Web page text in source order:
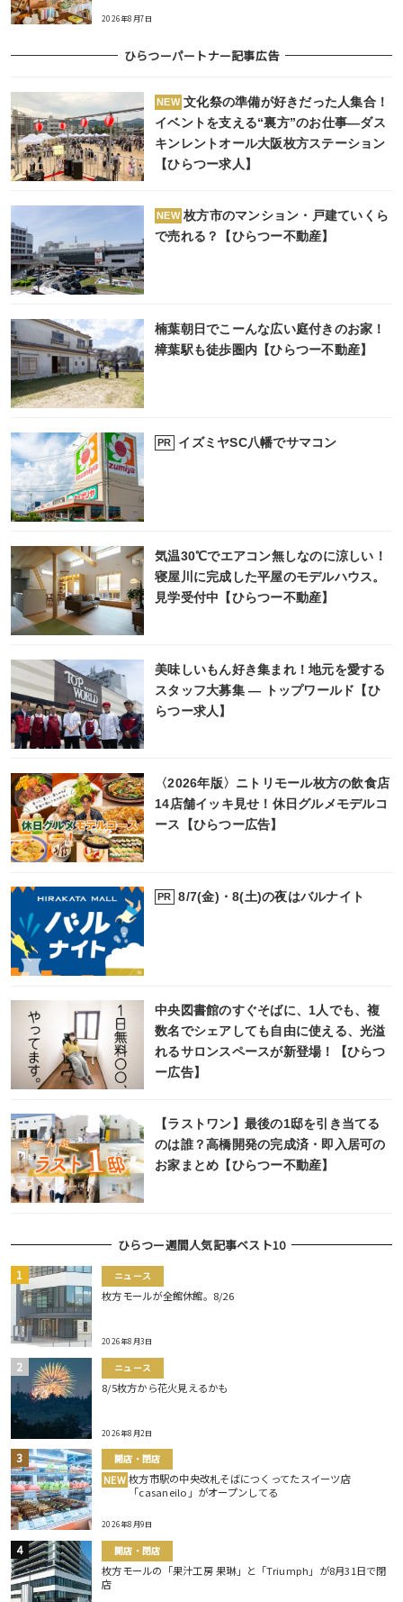
2026年8月7日
ひらつーパートナー記事広告
NEW 文化祭の準備が好きだった人集合！
イベントを支える“裏方”のお仕事―ダス
キンレントオール大阪枚方ステーション
【ひらつー求人】
NEW 枚方市のマンション・戸建ていくら
で売れる？【ひらつー不動産】
楠葉朝日でこーんな広い庭付きのお家！
樟葉駅も徒歩圏内【ひらつー不動産】
PR イズミヤSC八幡でサマコン
気温30℃でエアコン無しなのに涼しい！
寝屋川に完成した平屋のモデルハウス。
見学受付中【ひらつー不動産】
美味しいもん好き集まれ！地元を愛する
スタッフ大募集 ― トップワールド【ひ
らつー求人】
〈2026年版〉ニトリモール枚方の飲食店
14店舗イッキ見せ！休日グルメモデルコ
ース【ひらつー広告】
PR 8/7(金)・8(土)の夜はバルナイト
中央図書館のすぐそばに、1人でも、複
数名でシェアしても自由に使える、光溢
れるサロンスペースが新登場！【ひらつ
ー広告】
【ラストワン】最後の1邸を引き当てる
のは誰？高橋開発の完成済・即入居可の
お家まとめ【ひらつー不動産】
ひらつー週間人気記事ベスト10
ニュース
枚方モールが全館休館。8/26
2026年8月3日
ニュース
8/5枚方から花火見えるかも
2026年8月2日
開店・閉店
NEW 枚方市駅の中央改札そばにつくってたスイーツ店
「casaneilo」がオープンしてる
2026年8月9日
開店・閉店
枚方モールの「果汁工房 果琳」と「Triumph」が8月31日で閉
店